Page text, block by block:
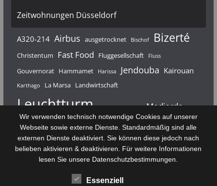
Zeitwohnungen Düsseldorf
A320-214 Airbus ausgetrocknet Bischof Bizerté
Christentum Fast Food Fluggesellschaft Fluss
Gouvernorat Hammamet Harissa Jendouba Kairouan
Karthago La Marsa Landwirtschaft
Leuchtturm Mahdia Majerda Medjerda
Monastir Médenine Nabeul Nouvelair Punier
Rundfunk Römer Salzsee Sebkha
Sfax Sidi Bou Said Souk El Arba Sousse
Stadt Tabarka Telekommunikation
Wir verwenden technisch notwendige Cookies auf unserer
Webseite sowie externe Dienste. Standardmäßig sind alle
externen Dienste deaktiviert. Sie können diese jedoch nach
belieben aktivieren & deaktivieren. Für weitere Informationen
lesen Sie unsere Datenschutzbestimmungen.
Essenziell